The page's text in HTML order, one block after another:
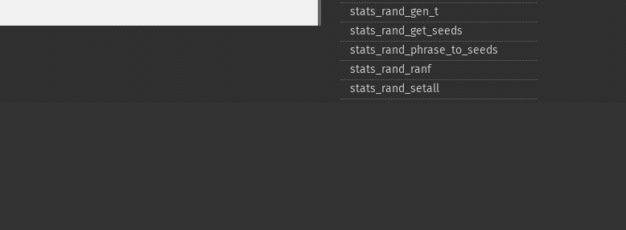
stats_​rand_​gen_​t
stats_​rand_​get_​seeds
stats_​rand_​phrase_​to_​seeds
stats_​rand_​ranf
stats_​rand_​setall